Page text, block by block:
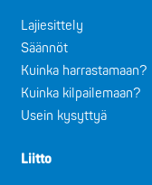
Lajiesittely
Säännöt
Kuinka harrastamaan?
Kuinka kilpailemaan?
Usein kysyttyä
Liitto